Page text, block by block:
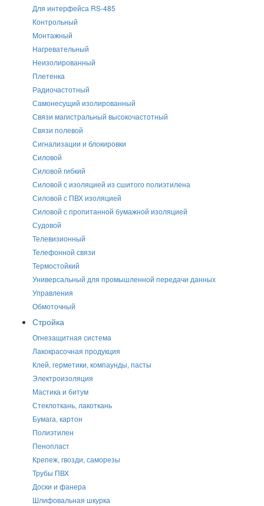
Для интерфейса RS-485
Контрольный
Монтажный
Нагревательный
Неизолированный
Плетенка
Радиочастотный
Самонесущий изолированный
Связи магистральный высокочастотный
Связи полевой
Сигнализации и блокировки
Силовой
Силовой гибкий
Силовой с изоляцией из сшитого полиэтилена
Силовой с ПВХ изоляцией
Силовой с пропитанной бумажной изоляцией
Судовой
Телевизионный
Телефонной связи
Термостойкий
Универсальный для промышленной передачи данных
Управления
Обмоточный
Стройка
Огнезащитная система
Лакокрасочная продукция
Клей, герметики, компаунды, пасты
Электроизоляция
Мастика и битум
Стеклоткань, лакоткань
Бумага, картон
Полиэтилен
Пенопласт
Крепеж, гвозди, саморезы
Трубы ПВХ
Доски и фанера
Шлифовальная шкурка